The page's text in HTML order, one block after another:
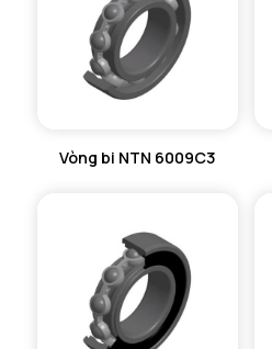
VÒNG BI CHẶN TRỤC NTN
VÒNG BI LĂN TRỤ ĐẨY NTN
GỐI ĐỠ 2 NỬA NTN
MÁY GIA NHIỆT NTN
Vòng bi NTN 6009C3